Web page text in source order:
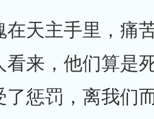
在天主手里，痛
看来，他们算是
了惩罚，离我们